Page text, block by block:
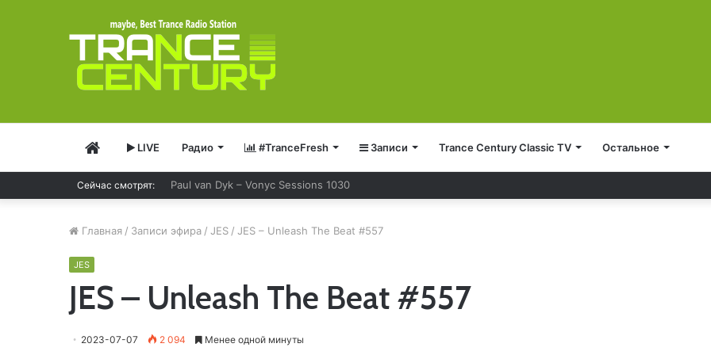
ГлавнаяLIVE Радио #TranceFresh Записи Trance Century Classic TV Остальное
Сейчас смотрят: Paul van Dyk – Vonyc Sessions 1030
Главная / Записи эфира / JES / JES – Unleash The Beat #557
JES
JES – Unleash The Beat #557
2023-07-07 2 094 Менее одной минуты